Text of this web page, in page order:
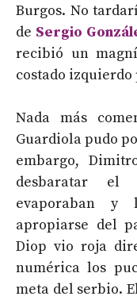
Burgos. No
de Sergio
recibió un
costado
Nada más
Guardiola pudo
embargo,
desbaratar el
evaporaban y
apropiarse del
Diop vio roja
numérica los
meta del serbio.